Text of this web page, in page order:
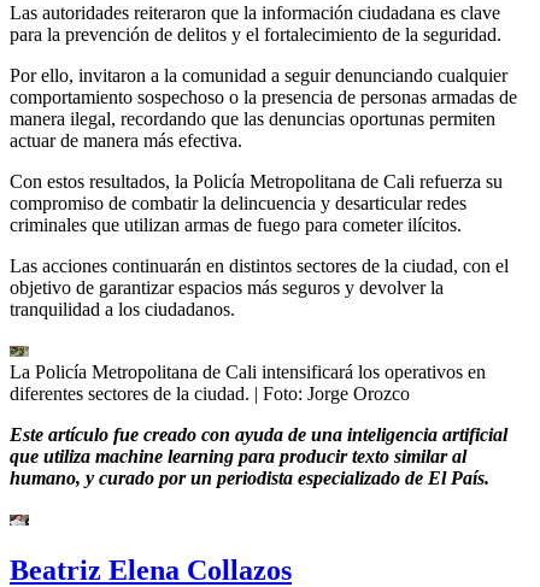
Las autoridades reiteraron que la información ciudadana es clave
para la prevención de delitos y el fortalecimiento de la seguridad.
Por ello, invitaron a la comunidad a seguir denunciando cualquier
comportamiento sospechoso o la presencia de personas armadas de
manera ilegal, recordando que las denuncias oportunas permiten
actuar de manera más efectiva.
Con estos resultados, la Policía Metropolitana de Cali refuerza su
compromiso de combatir la delincuencia y desarticular redes
criminales que utilizan armas de fuego para cometer ilícitos.
Las acciones continuarán en distintos sectores de la ciudad, con el
objetivo de garantizar espacios más seguros y devolver la
tranquilidad a los ciudadanos.
La Policía Metropolitana de Cali intensificará los operativos en
diferentes sectores de la ciudad. | Foto: Jorge Orozco
Este artículo fue creado con ayuda de una inteligencia artificial
que utiliza machine learning para producir texto similar al
humano, y curado por un periodista especializado de El País.
Beatriz Elena Collazos